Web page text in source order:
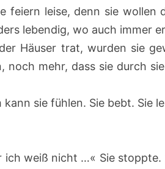
feiern leise, denn sie wollen
lebendig, wo auch immer
Häuser trat, wurden sie
noch mehr, dass sie durch
sie fühlen. Sie bebt. Sie
ich weiß nicht …« Sie